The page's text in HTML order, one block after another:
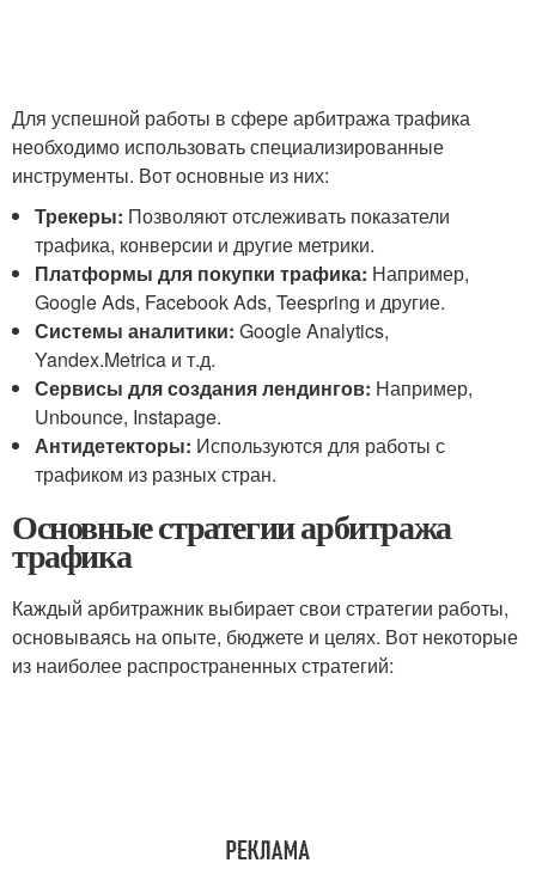
Для успешной работы в сфере арбитража трафика
необходимо использовать специализированные
инструменты. Вот основные из них:
Трекеры: Позволяют отслеживать показатели
трафика, конверсии и другие метрики.
Платформы для покупки трафика: Например,
Google Ads, Facebook Ads, Teespring и другие.
Системы аналитики: Google Analytics,
Yandex.Metrica и т.д.
Сервисы для создания лендингов: Например,
Unbounce, Instapage.
Антидетекторы: Используются для работы с
трафиком из разных стран.
Основные стратегии арбитража
трафика
Каждый арбитражник выбирает свои стратегии работы,
основываясь на опыте, бюджете и целях. Вот некоторые
из наиболее распространенных стратегий: